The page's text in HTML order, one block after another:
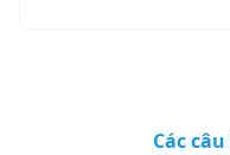
Các